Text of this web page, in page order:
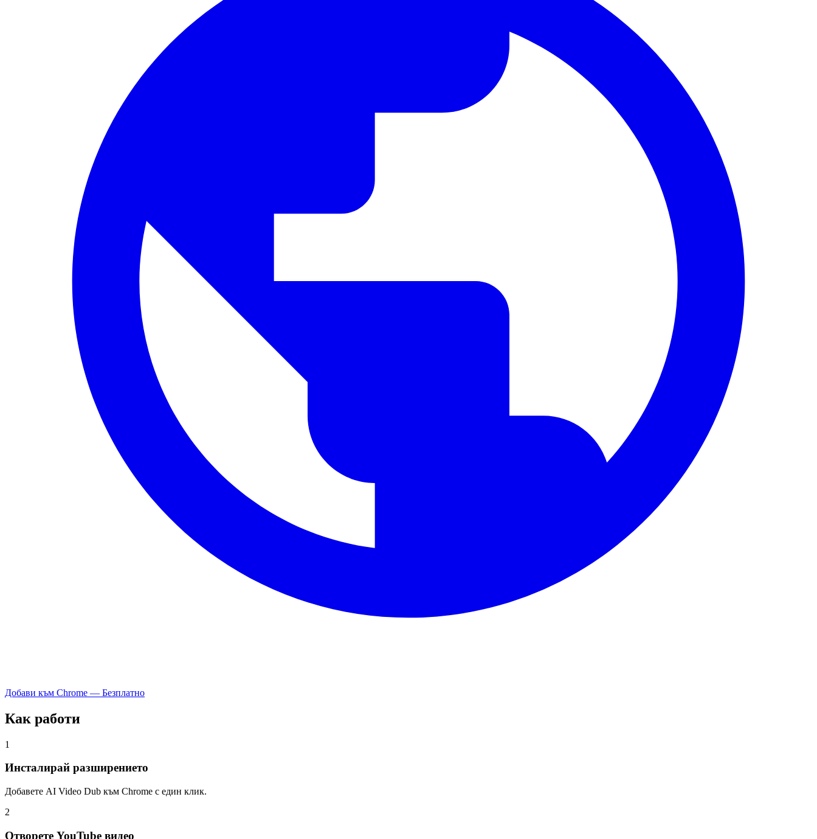
Добави към Chrome — Безплатно
Как работи
1
Инсталирай разширението
Добавете AI Video Dub към Chrome с един клик.
2
Отворете YouTube видео